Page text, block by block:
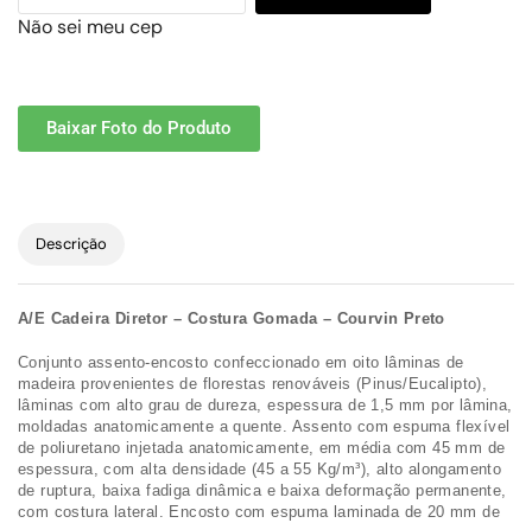
Não sei meu cep
Baixar Foto do Produto
Descrição
A/E Cadeira Diretor – Costura Gomada – Courvin Preto
Conjunto assento-encosto confeccionado em oito lâminas de
madeira provenientes de florestas renováveis (Pinus/Eucalipto),
lâminas com alto grau de dureza, espessura de 1,5 mm por lâmina,
moldadas anatomicamente a quente. Assento com espuma flexível
de poliuretano injetada anatomicamente, em média com 45 mm de
espessura, com alta densidade (45 a 55 Kg/m³), alto alongamento
de ruptura, baixa fadiga dinâmica e baixa deformação permanente,
com costura lateral. Encosto com espuma laminada de 20 mm de